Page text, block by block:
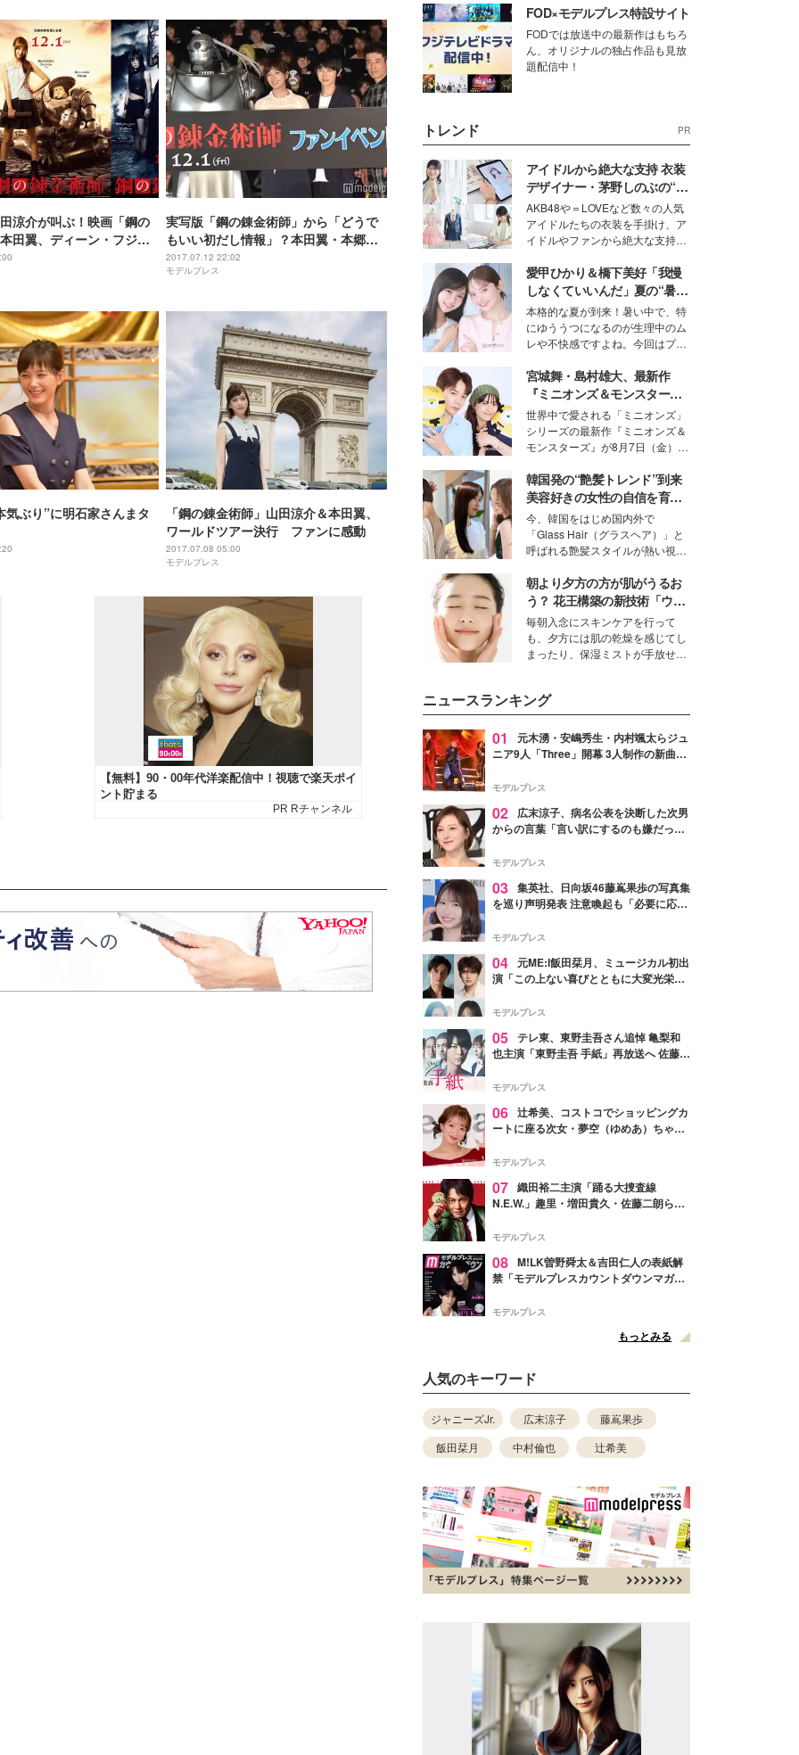
涼介が叫ぶ！映画「鋼の
田翼、ディーン・フジオ
ャラクタービジュアルも
実写版「鋼の錬金術師」から「どうで
もいい初だし情報」？本田翼・本郷奏
多・佐藤隆太がうっとり
2017.07.12 22:02
モデルプレス
気ぶり”に明石家さんまタ
「鋼の錬金術師」山田涼介＆本田翼、
ワールドツアー決行 ファンに感動
2017.07.08 05:00
モデルプレス
FOD×モデルプレス特設サイト
FODでは放送中の最新作はもちろ
ん、オリジナルの独占作品も見放
題配信中！
トレンド PR
アイドルから絶大な支持 衣装
デザイナー・茅野しのぶの“可
愛い”を作る美学＜「シチズン
クロスシー」インタビュー＞
AKB48や＝LOVEなど数々の人気
アイドルたちの衣装を手掛け、ア
イドルやファンから絶大な支持を
取締役兼クリエイティブディレク
ター・茅野しのぶ。一人ひとりの
個性に寄り添い、魅力を引き出す
衣装作りは、多くの女性たちに勇
気と自信を与え続けている。
愛甲ひかり＆橋下美好「我慢
しなくていいんだ」夏の“暑さ
対策”の新しい選択肢とは？
本格的な夏が到来！暑い中で、特
にゆううつになるのが生理中のム
レや不快感ですよね。今回はプラ
モデル・愛甲ひかりさんと橋下美
好さんを迎えて本音で女子会トー
ク。猛暑のお出かけを快適に過ご
すヒントや、2人が感動した夏の
生理の新常識にも迫りました。
宮城舞・島村雄大、最新作
『ミニオンズ＆モンスター
ズ』の魅力熱弁 ハチャメチャ
だけじゃない“友情と絆”に感
動
世界中で愛される「ミニオンズ」
シリーズの最新作『ミニオンズ＆
モンスターズ』が8月7日（金）に
ニオン好き”という共通点を持つモ
デルの宮城舞と島村雄大の特別対
談をお届け！それぞれの視点か
ら、今作ならではの魅力や予想外
の感動をもたらす奥深いストーリ
ーについて熱く語り合ってもらっ
た。
韓国発の“艶髪トレンド”到来
美容好きの女性の自信を育む
「ヘアケア事情」って？
今、韓国をはじめ国内外で
「Glass Hair（グラスヘア）」と
呼ばれる艶髪スタイルが熱い視線
ションの完成度を高めるベースと
して、“髪そのものの美しさ”に改
めて注目する人が増えている様
子。今回は、そんな憧れの艶やか
な髪を日常で叶える、美容好きの
女性たちのヘアケア事情を紹介し
朝より夕方の方が肌がうるお
う？ 花王構築の新技術「ウォ
ーターキャプチャリングスキ
ン（捕水肌）」がスキンケア
の常識を変える予感
毎朝入念にスキンケアを行って
も、夕方には肌の乾燥を感じてし
まったり、保湿ミストが手放せな
性を秘めた、革新的な「Water
Capturing Skin（ウォーターキャ
プチャリングスキン：捕水肌）」
技術を、花王が構築した。
ニュースランキング
01
元木湧・安嶋秀生・内村颯太らジュ
ニア9人「Three」開幕 3人制作の新曲＆
進んで夢を掴みたい」【ゲネプロレポ】
モデルプレス
02
広末涼子、病名公表を決断した次男
からの言葉「言い訳にするのも嫌だっ
モデルプレス
03 集英社、日向坂46藤嶌果歩の写真集
を巡り声明発表 注意喚起も「必要に応じ
モデルプレス
04 元ME:I飯田栞月、ミュージカル初出
演「この上ない喜びとともに大変光栄」
ャスト発表
モデルプレス
05 テレ東、東野圭吾さん追悼 亀梨和
也主演「東野圭吾 手紙」再放送へ 佐藤隆
モデルプレス
06 辻希美、コストコでショッピングカ
ートに座る次女・夢空（ゆめあ）ちゃん
ぎ」「成長を感じる」の声
モデルプレス
07 織田裕二主演「踊る大捜査線
N.E.W.」趣里・増田貴久・佐藤二朗ら新
徴する“謎のキーワード”も
モデルプレス
08 M!LK曽野舜太＆吉田仁人の表紙解
禁「モデルプレスカウントダウンマガジ
モデルプレス
もっとみる
人気のキーワード
ジャニーズJr. 広末涼子
藤嶌果歩
飯田栞月
中村倫也 辻希美